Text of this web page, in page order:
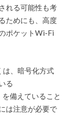
れる可能性も考
ためにも、高度
ポケットWi-Fi
、暗号化方式
る
備えていること
は注意が必要で